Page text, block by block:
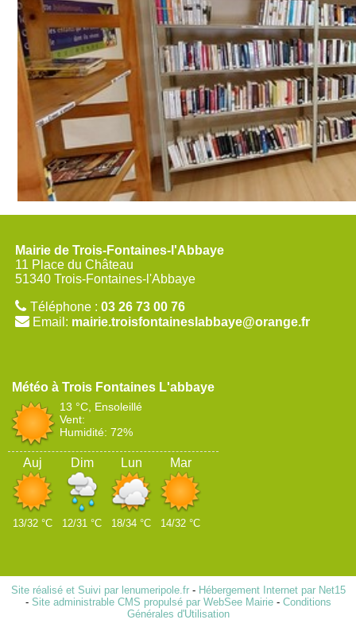
Mairie de Trois-Fontaines-l'Abbaye
11 Place du Château
51340 Trois-Fontaines-l'Abbaye
Téléphone : 03 26 73 00 76
Email: mairie.troisfontaineslabbaye@orange.fr
Trois Fontaines L'abbaye
13 °C, Ensoleillé
Vent:
Humidité: 72%
Auj
13/32 °C
Dim
12/31 °C
Lun
18/34 °C
Mar
14/32 °C
Site réalisé et Suivi par lenumeripole.fr- Hébergement Internet par Net15
- Site administrable CMS propulsé par WebSee Mairie- Conditions
Générales d'Utilisation